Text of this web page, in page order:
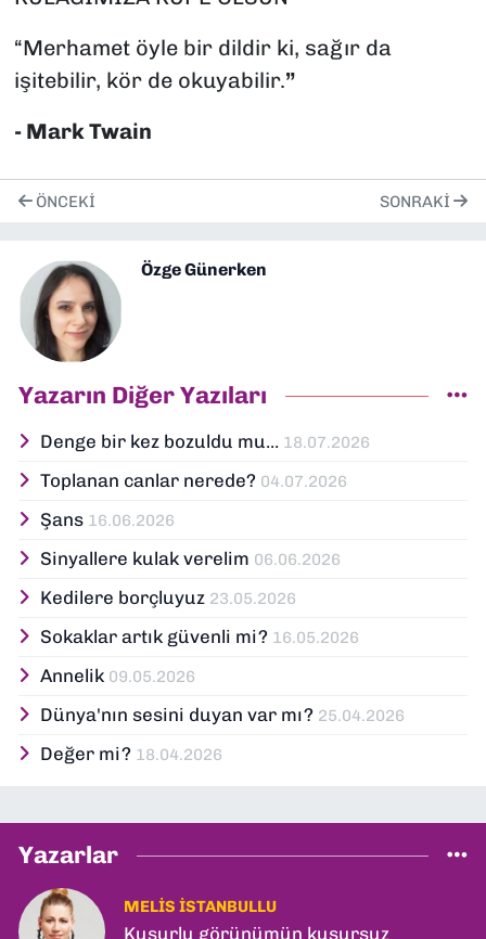
“Merhamet öyle bir dildir ki, sağır da
işitebilir, kör de okuyabilir.”
- Mark Twain
ÖNCEKI SONRAKI
Özge Günerken
Yazarın Diğer Yazıları
Denge bir kez bozuldu mu... 18.07.2026
Toplanan canlar nerede? 04.07.2026
Şans 16.06.2026
Sinyallere kulak verelim 06.06.2026
Kedilere borçluyuz 23.05.2026
Sokaklar artık güvenli mi? 16.05.2026
Annelik 09.05.2026
Dünya'nın sesini duyan var mı? 25.04.2026
Değer mi? 18.04.2026
Yazarlar
MELIS İSTANBULLU
Kusurlu görünümün kusursuz